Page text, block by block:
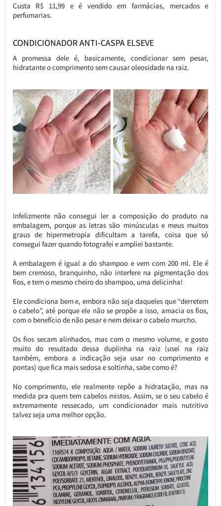
Custa R$ 11,99 e é vendido em farmácias, mercados e
perfumarias.
CONDICIONADOR ANTI-CASPA ELSEVE
A promessa dele é, basicamente, condicionar sem pesar,
hidratante o comprimento sem causar oleosidade na raiz.
Infelizmente não consegui ler a composição do produto na
embalagem, porque as letras são minúsculas e meus muitos
graus de hipermetropia dificultam a tarefa, coisa que só
consegui fazer quando fotografei e ampliei bastante.
A embalagem é igual a do shampoo e vem com 200 ml. Ele é
bem cremoso, branquinho, não interfere na pigmentação dos
fios, e tem o mesmo cheiro do shampoo, uma delicinha!
Ele condiciona bem e, embora não seja daqueles que “derretem
o cabelo”, até porque ele não se propõe a isso, amacia os fios,
com o benefício de não pesar e nem deixar o cabelo murcho.
Os fios secam alinhados, mas com o mesmo volume, e gosto
muito do resultado dessa duplinha na raiz (usei na raiz
também, embora a indicação seja usar no comprimento e
pontas) que fica mais sedosa e soltinha, sabe como é?
No comprimento, ele realmente repõe a hidratação, mas na
medida pra quem tem cabelos mistos. Assim, se o seu cabelo é
extremamente ressecado, um condicionador mais nutritivo
talvez seja uma melhor opção.